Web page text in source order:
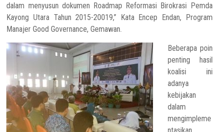
dalam menyusun dokumen Roadmap Reformasi Birokrasi Pemda
Kayong Utara Tahun 2015-20019,” Kata Encep Endan, Program
Manajer Good Governance, Gemawan.
Beberapa poin
penting hasil
koalisi ini
adanya
kebijakan
dalam
mengimpleme